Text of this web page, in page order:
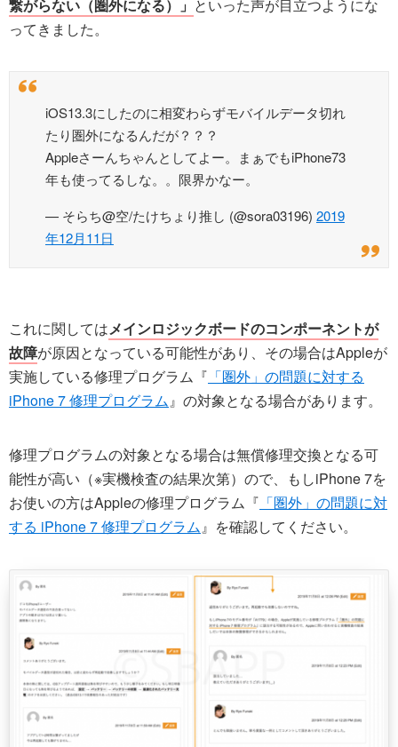
繋がらない（圏外になる）」 といった声が目立つようにな
ってきました。
iOS13.3にしたのに相変わらずモバイルデータ切れ
たり圏外になるんだが？？？
Appleさーんちゃんとしてよー。まぁでもiPhone73
年も使ってるしな。。限界かなー。
— そらち@空/たけちょり推し (@sora03196) 2019
年12月11日
これに関してはメインロジックボードのコンポーネントが
故障が原因となっている可能性があり、その場合はAppleが
実施している修理プログラム『 「圏外」の問題に対する
iPhone 7 修理プログラム』の対象となる場合があります。
修理プログラムの対象となる場合は無償修理交換となる可
能性が高い（※実機検査の結果次第）ので、もしiPhone 7を
お使いの方はAppleの修理プログラム『 「圏外」の問題に対
する iPhone 7 修理プログラム』を確認してください。